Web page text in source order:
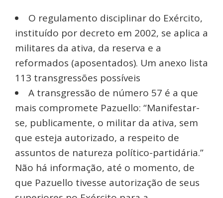
O regulamento disciplinar do Exército,
instituído por decreto em 2002, se aplica a
militares da ativa, da reserva e a
reformados (aposentados). Um anexo lista
113 transgressões possíveis
A transgressão de número 57 é a que
mais compromete Pazuello: “Manifestar-
se, publicamente, o militar da ativa, sem
que esteja autorizado, a respeito de
assuntos de natureza político-partidária.”
Não há informação, até o momento, de
que Pazuello tivesse autorização de seus